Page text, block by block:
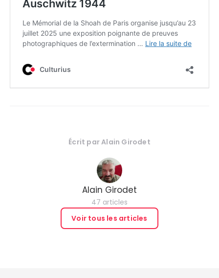
Écrit parAlain Girodet
Alain Girodet
47 articles
Voir tous les articles